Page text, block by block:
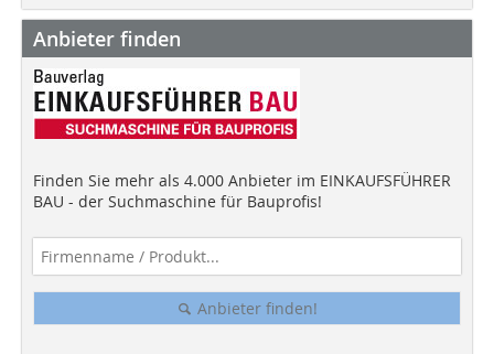
Anbieter finden
Finden Sie mehr als 4.000 Anbieter im EINKAUFSFÜHRER
BAU - der Suchmaschine für Bauprofis!
Anbieter finden!